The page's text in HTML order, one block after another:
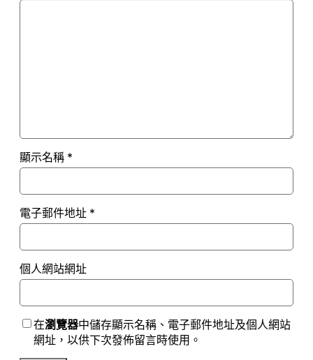
顯示名稱 *
電子郵件地址 *
個人網站網址
在瀏覽器中儲存顯示名稱、電子郵件地址及個人網站
網址，以供下次發佈留言時使用。